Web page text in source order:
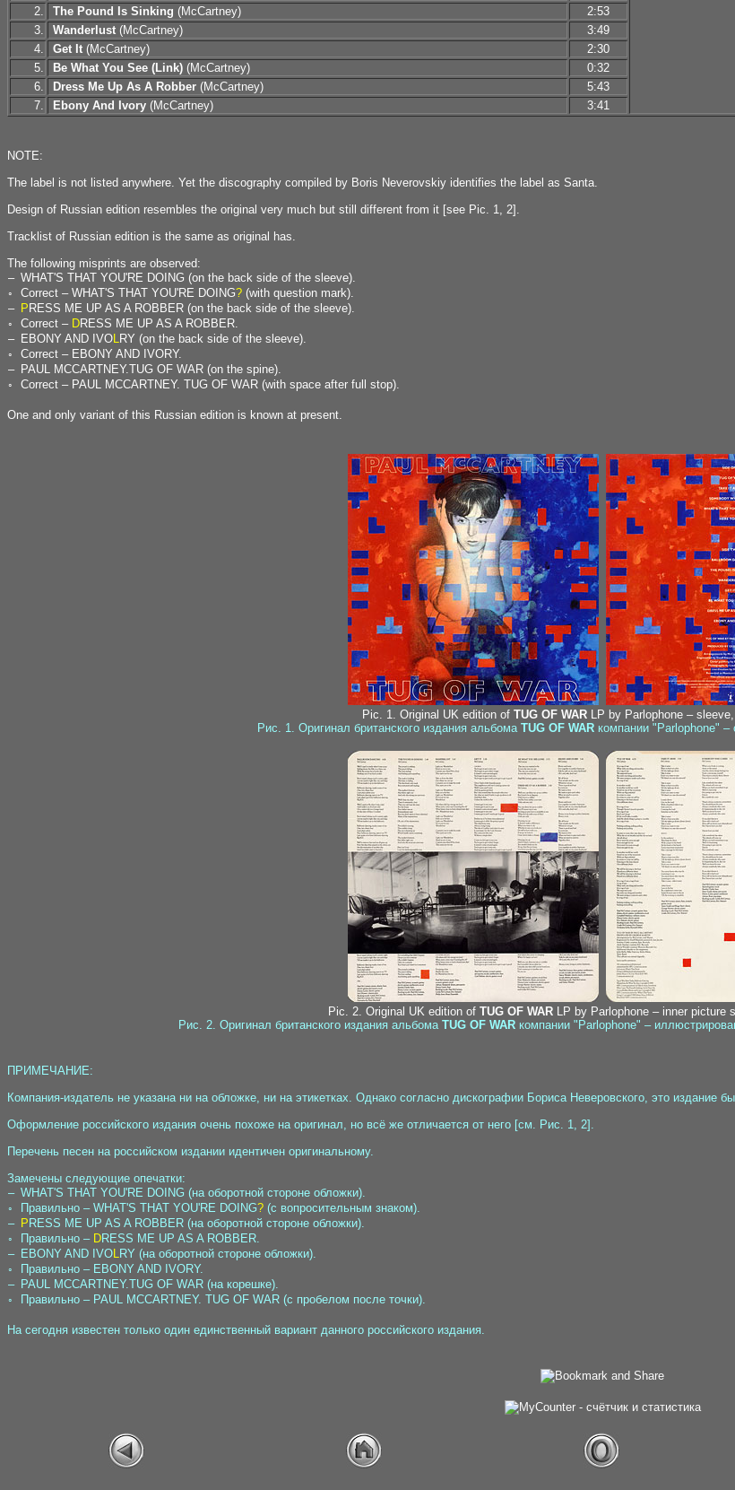
2. The Pound Is Sinking (McCartney)
2:53
3.
Wanderlust (McCartney)
3:49
4.
Get It (McCartney)
2:30
5.
Be What You See (Link) (McCartney)
0:32
6.
Dress Me Up As A Robber (McCartney)
5:43
7.
Ebony And Ivory (McCartney) 3:41
NOTE:
The label is not listed anywhere. Yet the discography compiled by Boris Neverovskiy identifies the label as Santa.
Design of Russian edition resembles the original very much but still different from it [see Pic. 1, 2].
Tracklist of Russian edition is the same as original has.
The following misprints are observed:
– WHAT'S THAT YOU'RE DOING (on the back side of the sleeve).
◦
Correct – WHAT'S THAT YOU'RE DOING? (with question mark).
– P RESS ME UP AS A ROBBER (on the back side of the sleeve).
◦
Correct – DRESS ME UP AS A ROBBER.
– EBONY AND IVOLRY (on the back side of the sleeve).
◦
Correct – EBONY AND IVORY.
– PAUL MCCARTNEY.TUG OF WAR (on the spine).
◦
Correct – PAUL MCCARTNEY. TUG OF WAR (with space after full stop).
One and only variant of this Russian edition is known at present.
Pic. 1. Original UK edition of TUG OF WARLP by Parlophone –
Рис. 1. Оригинал британского издания альбома TUG OF WAR компании "Parlophone" –
Pic. 2. Original UK edition of TUG OF WAR LP by Parlophone – inner picture
Рис. 2. Оригинал британского издания альбома TUG OF WARкомпании "Parlophone" –
ПРИМЕЧАНИЕ:
Компания-издатель не указана ни на обложке, ни на этикетках. Однако согласно дискографии Бориса Неверовского, это
Оформление российского издания очень похоже на оригинал, но всё же отличается от него [см. Рис. 1, 2].
Перечень песен на российском издании идентичен оригинальному.
Замечены следующие опечатки:
– WHAT'S THAT YOU'RE DOING (на оборотной стороне обложки).
◦
Правильно – WHAT'S THAT YOU'RE DOING? (с вопросительным знаком).
– P RESS ME UP AS A ROBBER (на оборотной стороне обложки).
◦
Правильно – DRESS ME UP AS A ROBBER.
– EBONY AND IVOLRY (на оборотной стороне обложки).
◦
Правильно – EBONY AND IVORY.
– PAUL MCCARTNEY.TUG OF WAR (на корешке).
◦
Правильно – PAUL MCCARTNEY. TUG OF WAR (с пробелом после точки).
На сегодня известен только один единственный вариант данного российского издания.